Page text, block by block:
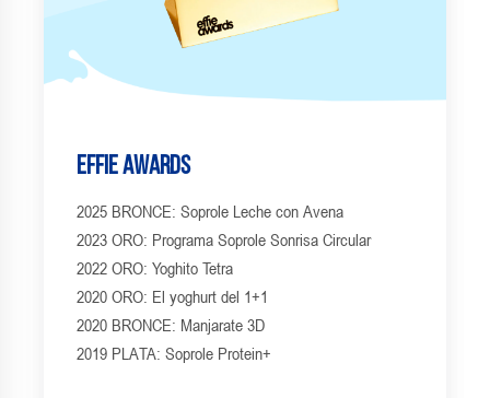
Effie Awards
2025 BRONCE: Soprole Leche con Avena
2023 ORO: Programa Soprole Sonrisa Circular
2022 ORO: Yoghito Tetra
2020 ORO: El yoghurt del 1+1
2020 BRONCE: Manjarate 3D
2019 PLATA: Soprole Protein+